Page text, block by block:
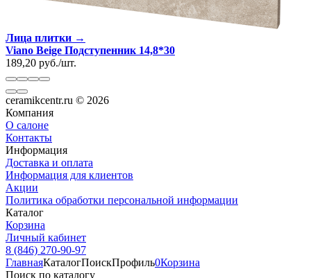
Лица плитки →
Viano Beige Подступенник 14,8*30
189,20 руб./шт.
ceramikcentr.ru © 2026
Компания
О салоне
Контакты
Информация
Доставка и оплата
Информация для клиентов
Акции
Политика обработки персональной информации
Каталог
Корзина
Личный кабинет
8 (846) 270-90-97
ГлавнаяКаталогПоискПрофиль0Корзина
Поиск по каталогу